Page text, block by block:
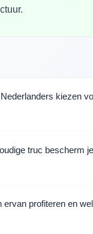
kiezen
truc bescherm
profiteren en